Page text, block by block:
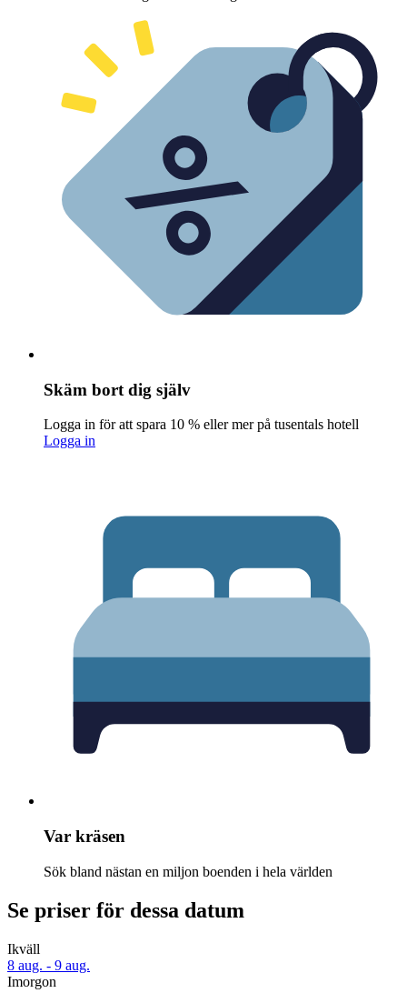
Skäm bort dig själv
Logga in för att spara 10 % eller mer på tusentals hotell
Logga in
Var kräsen
Sök bland nästan en miljon boenden i hela världen
Se priser för dessa datum
Ikväll
8 aug. - 9 aug.
Imorgon